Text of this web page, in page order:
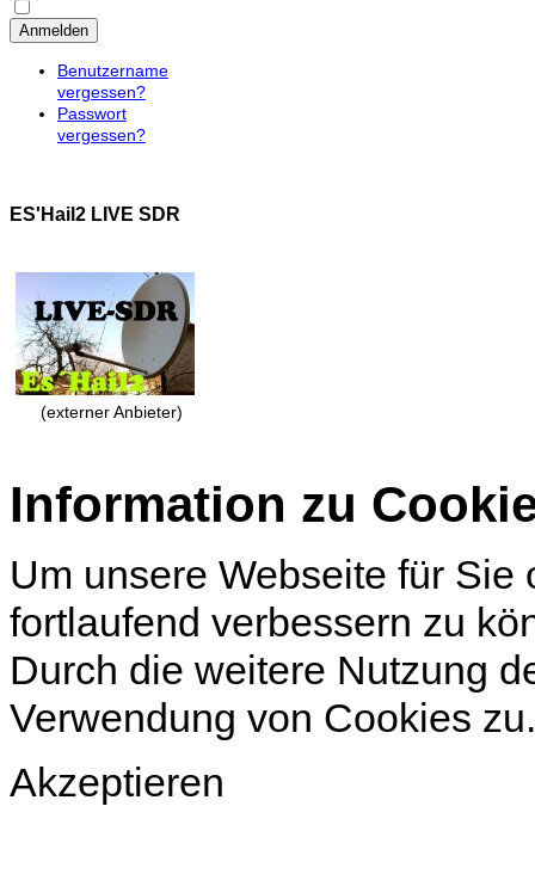
Anmelden
Benutzername
vergessen?
Passwort
vergessen?
ES'Hail2 LIVE SDR
(externer Anbieter)
Information zu
Um unsere Webseite für
fortlaufend verbessern zu
Durch die weitere Nutzung
Verwendung von Cookies
Akzeptieren